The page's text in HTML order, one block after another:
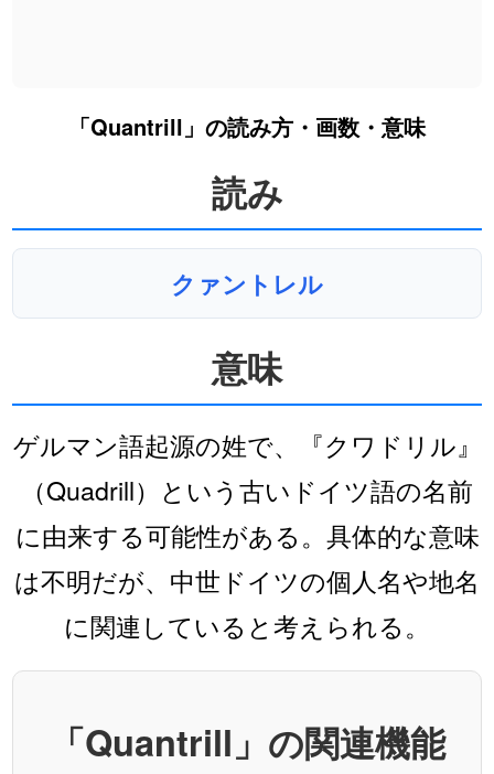
「Quantrill」の読み方・画数・意味
読み
クァントレル
意味
ゲルマン語起源の姓で、『クワドリル』
（Quadrill）という古いドイツ語の名前
に由来する可能性がある。具体的な意味
は不明だが、中世ドイツの個人名や地名
に関連していると考えられる。
「Quantrill」の関連機能